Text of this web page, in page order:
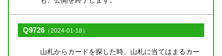
Q9726 （2024-01-18）
山札からカードを探した時、山札に当てはまるカー